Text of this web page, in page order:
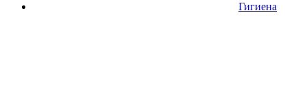
Гигиена